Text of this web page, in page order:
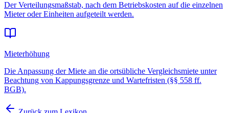
Der Verteilungsmaßstab, nach dem Betriebskosten auf die einzelnen
Mieter oder Einheiten aufgeteilt werden.
Mieterhöhung
Die Anpassung der Miete an die ortsübliche Vergleichsmiete unter
Beachtung von Kappungsgrenze und Wartefristen (§§ 558 ff.
BGB).